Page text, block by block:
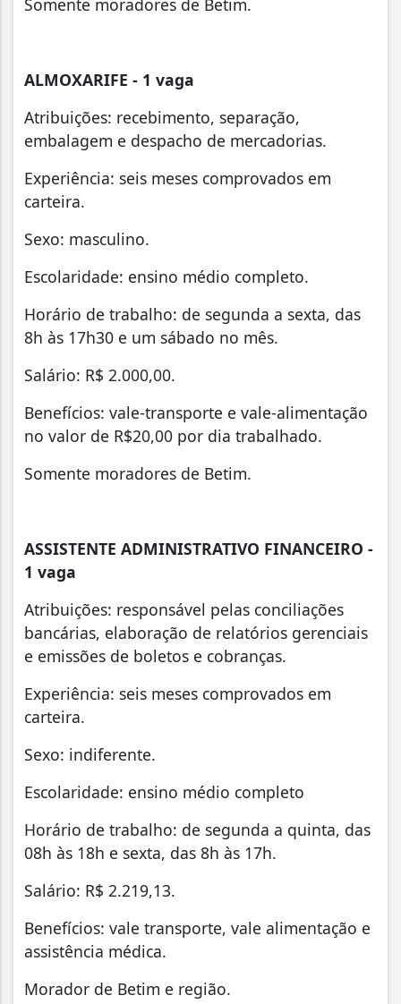
Somente moradores de Betim.
ALMOXARIFE - 1 vaga
Atribuições: recebimento, separação,
embalagem e despacho de mercadorias.
Experiência: seis meses comprovados em
carteira.
Sexo: masculino.
Escolaridade: ensino médio completo.
Horário de trabalho: de segunda a sexta, das
8h às 17h30 e um sábado no mês.
Salário: R$ 2.000,00.
Benefícios: vale-transporte e vale-alimentação
no valor de R$20,00 por dia trabalhado.
Somente moradores de Betim.
ASSISTENTE ADMINISTRATIVO FINANCEIRO -
1 vaga
Atribuições: responsável pelas conciliações
bancárias, elaboração de relatórios gerenciais
e emissões de boletos e cobranças.
Experiência: seis meses comprovados em
carteira.
Sexo: indiferente.
Escolaridade: ensino médio completo
Horário de trabalho: de segunda a quinta, das
08h às 18h e sexta, das 8h às 17h.
Salário: R$ 2.219,13.
Benefícios: vale transporte, vale alimentação e
assistência médica.
Morador de Betim e região.